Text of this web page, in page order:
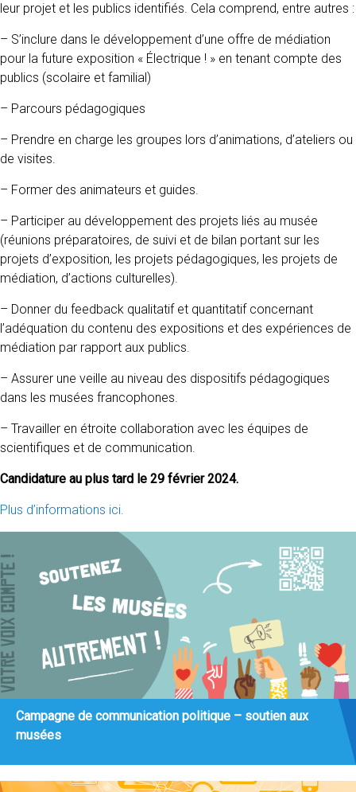
leur projet et les publics identifiés. Cela comprend, entre autres :
– S’inclure dans le développement d’une offre de médiation
pour la future exposition « Électrique ! » en tenant compte des
publics (scolaire et familial)
– Parcours pédagogiques
– Prendre en charge les groupes lors d’animations, d’ateliers ou
de visites.
– Former des animateurs et guides.
– Participer au développement des projets liés au musée
(réunions préparatoires, de suivi et de bilan portant sur les
projets d’exposition, les projets pédagogiques, les projets de
médiation, d’actions culturelles).
– Donner du feedback qualitatif et quantitatif concernant
l’adéquation du contenu des expositions et des expériences de
médiation par rapport aux publics.
– Assurer une veille au niveau des dispositifs pédagogiques
dans les musées francophones.
– Travailler en étroite collaboration avec les équipes de
scientifiques et de communication.
Candidature au plus tard le 29 février 2024.
Plus d’informations ici.
Campagne de communication politique – soutien aux
musées